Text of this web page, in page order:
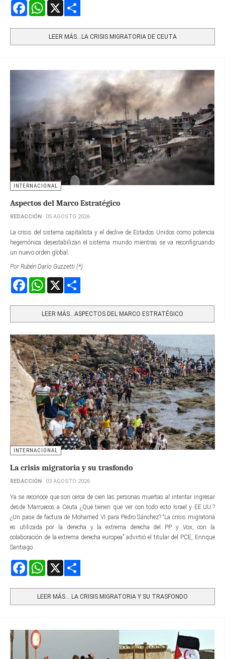
FacebookWhatsApp
LEER MÁS…LA CRISIS MIGRATORIA DE CEUTA
INTERNACIONAL
Aspectos del Marco Estratégico
REDACCIÓN 05 AGOSTO 2026
La crisis del sistema capitalista y el declive de Estados Unidos como potencia
hegemónica desestabilizan el sistema mundo mientras se va reconfigruando
un nuevo orden global.
Por Rubén Darío Guzzetti (*)
FacebookWhatsApp
LEER MÁS…ASPECTOS DEL MARCO ESTRATÉGICO
INTERNACIONAL
La crisis migratoria y su trasfondo
REDACCIÓN 03 AGOSTO 2026
Ya se reconoce que son cerca de cien las personas muertas al intentar ingresar
desde Marruecos a Ceuta ¿Qué tienen que ver con todo esto Israel y EE.UU.?
¿Un pase de factura de Mohamed VI para Pedro Sánchez? “La crisis migratoria
es utilizada por la derecha y la extrema derecha del PP y Vox, con la
colaboración de la extrema derecha europea” advirtió el titular del PCE, Enrique
Santiago.
FacebookWhatsApp
LEER MÁS… LA CRISIS MIGRATORIA Y SU TRASFONDO